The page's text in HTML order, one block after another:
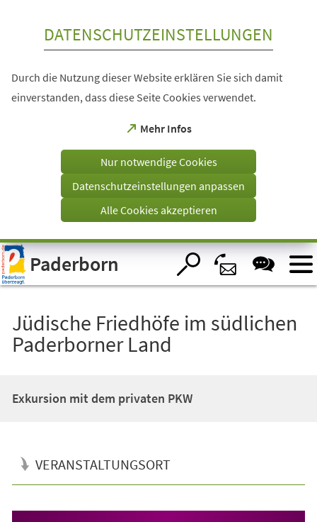
Visuelle
Assistenzsoftware
öffnen.
DATENSCHUTZEINSTELLUNGEN
Durch die Nutzung dieser Website erklären Sie sich damit
einverstanden, dass diese Seite Cookies verwendet.
Mehr Infos
(Öffnet
einem
Tab)
Nur notwendige Cookies
Datenschutzeinstellungen anpassen
Alle Cookies akzeptieren
Paderborn
Jüdische Friedhöfe im südlichen
Paderborner Land
Exkursion mit dem privaten PKW
VERANSTALTUNGSORT